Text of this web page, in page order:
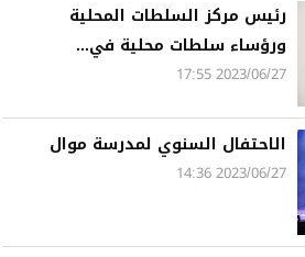
رئيس مركز السلطات المحلية
ورؤساء سلطات محلية في...
2023/06/27 17:55
الاحتفال السنوي لمدرسة موال
2023/06/27 14:36